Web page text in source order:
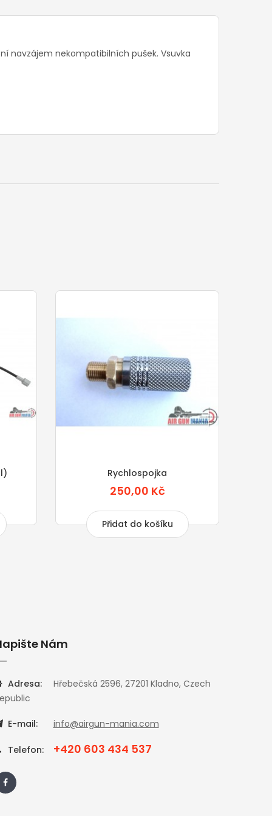
navzájem nekompatibilních pušek. Vsuvka
Rychlospojka
250,00 Kč
Přidat do košíku
Nám
Adresa:
Hřebečská 2596, 27201 Kladno, Czech
E-mail: info@airgun-mania.com
Telefon: +420 603 434 537